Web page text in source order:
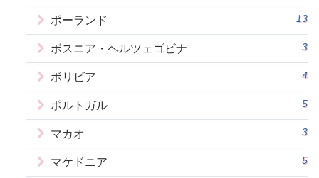
ポーランド 13
ボスニア・ヘルツェゴビナ 3
ボリビア 4
ポルトガル 5
マカオ 3
マケドニア 5